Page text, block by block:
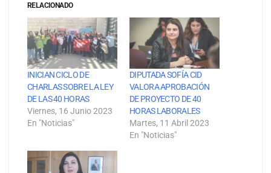
RELACIONADO
INICIAN CICLO DE
CHARLAS SOBRE LA LEY
DE LAS 40 HORAS
Viernes, 16 Junio 2023
En "Noticias"
DIPUTADA SOFÍA CID
VALORA APROBACIÓN
DE PROYECTO DE 40
HORAS LABORALES
Martes, 11 Abril 2023
En "Noticias"